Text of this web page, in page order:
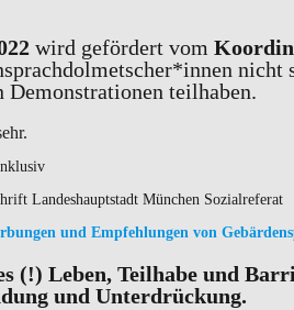
wird gefördert vom
Demonstrationen teilhaben.
und Empfehlungen von
(!) Leben, Teilhabe und
und Unterdrückung.